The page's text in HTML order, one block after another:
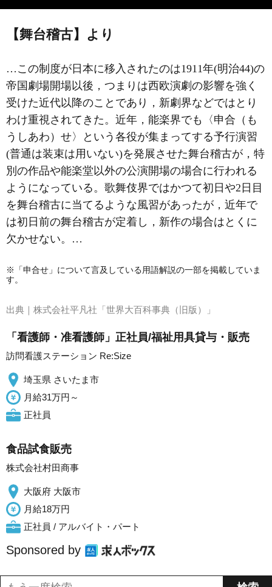
【舞台稽古】より
…この制度が日本に移入されたのは1911年(明治44)の
帝国劇場開場以後，つまりは西欧演劇の影響を強く
受けた近代以降のことであり，新劇界などではとり
わけ重視されてきた。近年，能楽界でも〈申合（も
うしあわ）せ〉という各役が集まってする予行演習
(普通は装束は用いない)を発展させた舞台稽古が，特
別の作品や能楽堂以外の公演開場の場合に行われる
ようになっている。歌舞伎界ではかつて初日や2日目
を舞台稽古に当てるような風習があったが，近年で
は初日前の舞台稽古が定着し，新作の場合はとくに
欠かせない。…
※「申合せ」について言及している用語解説の一部を掲載していま
す。
出典｜ 株式会社平凡社「世界大百科事典（旧版）」
「看護師・准看護師」正社員/福祉用具貸与・販売
訪問看護ステーション Re:Size
埼玉県 さいたま市
月給31万円～
正社員
食品試食販売
株式会社村田商事
大阪府 大阪市
月給18万円
正社員 / アルバイト・パート
Sponsored by